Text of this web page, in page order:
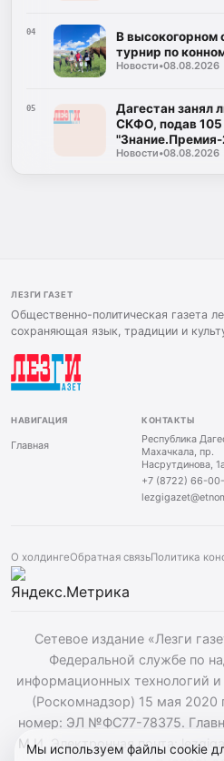
04
В высокогорном
турнир по
Новости•08.08.2026
05
Дагестан занял
СКФО, подав 105
Новости•08.08.2026
ЛЕЗГИ ГАЗЕТ
Общественно-политическая газета
сохраняющая язык, традиции и
НАВИГАЦИЯ
Главная
КОНТАКТЫ
Республика
Махачкала, пр.
Насрутдинова,
+7 (8722) 66-
О холдингеОбратная связьПолитика
Сетевое издание «Лезги
Федеральной службе по
информационных технологий
(Роскомнадзор) 15 мая 2020
номер: ЭЛ №ФС77-78375.
М.И. Электронная почта:
Мы используем файлы cookie